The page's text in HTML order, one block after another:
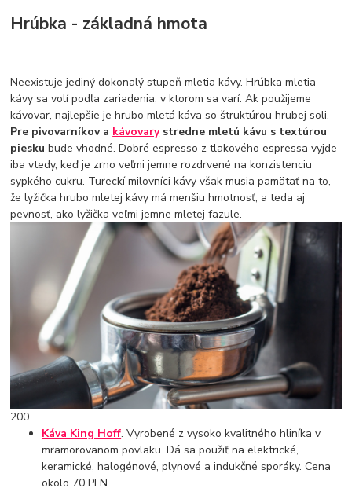
Hrúbka - základná hmota
Neexistuje jediný dokonalý stupeň mletia kávy. Hrúbka mletia
kávy sa volí podľa zariadenia, v ktorom sa varí. Ak použijeme
kávovar, najlepšie je hrubo mletá káva so štruktúrou hrubej soli.
Pre pivovarníkov a kávovarystredne mletú kávu s textúrou
pieskubude vhodné. Dobré espresso z tlakového espressa vyjde
iba vtedy, keď je zrno veľmi jemne rozdrvené na konzistenciu
sypkého cukru. Tureckí milovníci kávy však musia pamätať na to,
že lyžička hrubo mletej kávy má menšiu hmotnosť, a teda aj
pevnosť, ako lyžička veľmi jemne mletej fazule.
200
Káva King Hoff. Vyrobené z vysoko kvalitného hliníka v
mramorovanom povlaku. Dá sa použiť na elektrické,
keramické, halogénové, plynové a indukčné sporáky. Cena
okolo 70 PLN